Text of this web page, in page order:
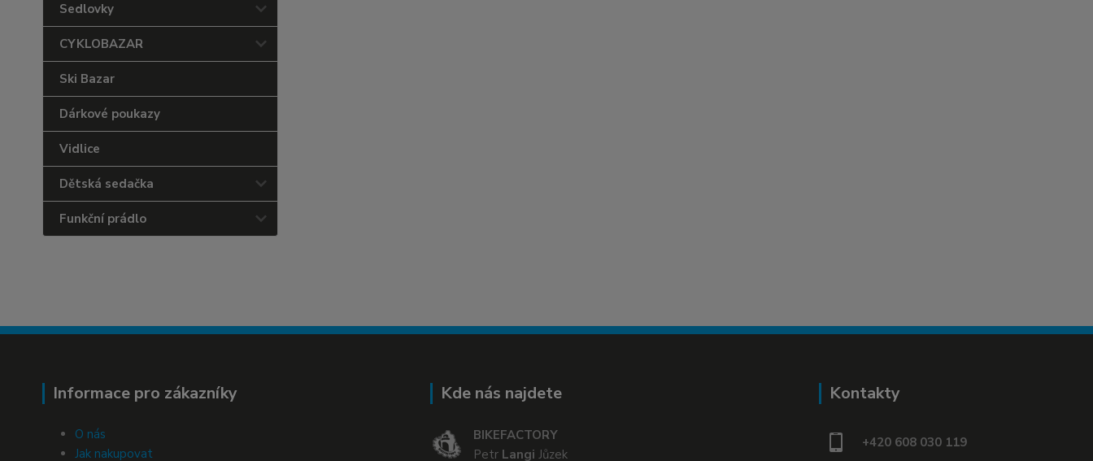
Sedlovky
CYKLOBAZAR
Ski Bazar
Dárkové poukazy
Vidlice
Dětská sedačka
Funkční prádlo
Informace pro zákazníky
O nás
Jak nakupovat
Kde nás najdete
BIKEFACTORY
Petr Langi Jůzek
Kontakty
+420 608 030 119